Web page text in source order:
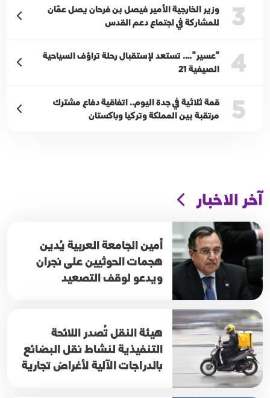
3
وزير الخارجية الأمير فيصل بن فرحان يصل عمّان
للمشاركة في اجتماع دعم القدس
4
"عسير"…. تستعد لإستقبال رحلة تراؤف السياحية
الصيفية 21
5
قمة ثلاثية في جدة اليوم.. اتفاقية دفاع مشترك
مرتقبة بين المملكة وتركيا وباكستان
آخر الاخبار
أمين الجامعة العربية يُدين
هجمات الحوثيين على نجران
ويدعو لوقف التصعيد
هيئة النقل تُصدر اللائحة
التنفيذية لنشاط نقل البضائع
بالدراجات الآلية لأغراض تجارية